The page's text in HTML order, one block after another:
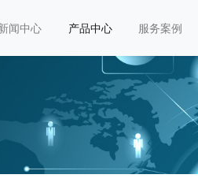
闻中心 产品中心 服务案例